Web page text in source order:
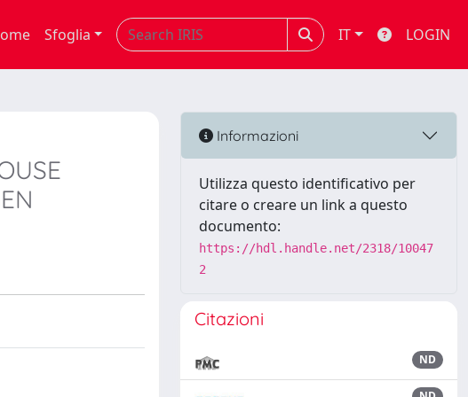
Sfoglia IT LOGIN
Informazioni
Utilizza questo identificativo per
citare o creare un link a questo
documento:
https://hdl.handle.net/2318/10047
2
Citazioni
ND